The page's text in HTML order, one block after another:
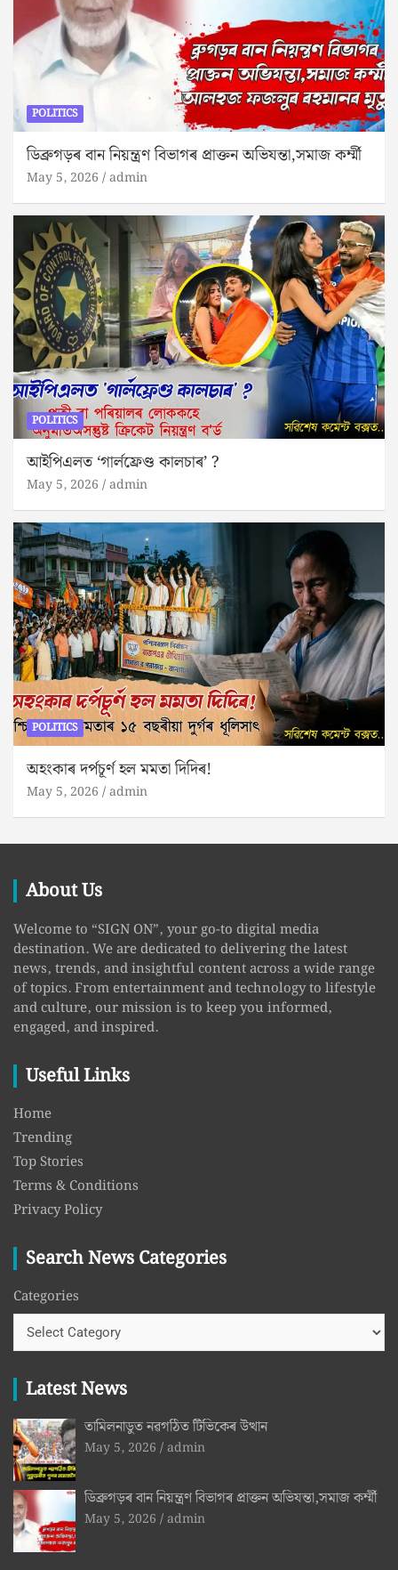
POLITICS
ডিব্ৰুগড়ৰ বান নিয়ন্ত্ৰণ বিভাগৰ প্ৰাক্তন অভিযন্তা,সমাজ কৰ্ম্মী
May 5, 2026 admin
POLITICS
আইপিএলত ‘গার্লফ্রেণ্ড কালচাৰ’ ?
May 5, 2026 admin
POLITICS
অহংকাৰ দৰ্পচূৰ্ণ হল মমতা দিদিৰ!
May 5, 2026 admin
About Us
Welcome to “SIGN ON”, your go-to digital media
destination. We are dedicated to delivering the latest
news, trends, and insightful content across a wide range
of topics. From entertainment and technology to lifestyle
and culture, our mission is to keep you informed,
engaged, and inspired.
Useful Links
Home
Trending
Top Stories
Terms & Conditions
Privacy Policy
Search News Categories
Categories
Latest News
তামিলনাডুত নৱগঠিত টিভিকেৰ উত্থান
May 5, 2026 admin
ডিব্ৰুগড়ৰ বান নিয়ন্ত্ৰণ বিভাগৰ প্ৰাক্তন অভিযন্তা,সমাজ কৰ্ম্মী
May 5, 2026 admin